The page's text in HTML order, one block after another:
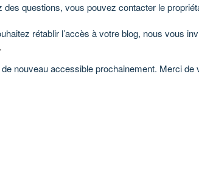
des questions, vous pouvez contacter le
rétablir l’accès à votre blog, nous vous
.
nouveau accessible prochainement. Merci de